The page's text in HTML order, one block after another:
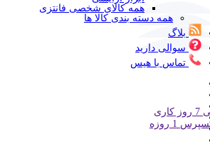
همه کالای شخصی فانتزی
همه دسته بندی کالا ها
بلاگ
سوالی دارید
تماس با هیس
1 روزه